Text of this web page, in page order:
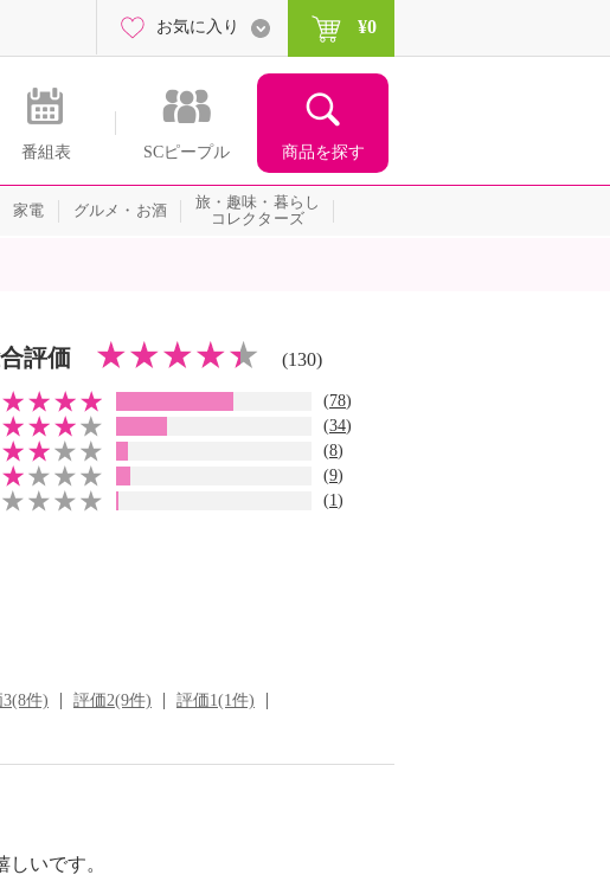
番組表 SCピープル 商品を探す
お気に入り ¥0
家電 グルメ・お酒
旅・趣味・暮らし
コレクターズ
評価 (130)
(78)
(34)
(8)
(9)
(1 )
件) 評価2(9件) 評価1(1件)
いです。